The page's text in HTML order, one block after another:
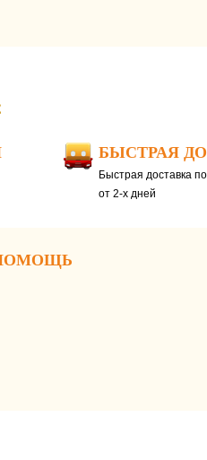
БЫСТРАЯ
Быстрая доставка
от 2-х дней